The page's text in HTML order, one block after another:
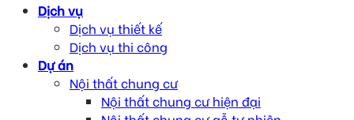
Dịch vụ
Dịch vụ thiết kế
Dịch vụ thi công
Dự án
Nội thất chung cư
Nội thất chung cư hiện đại